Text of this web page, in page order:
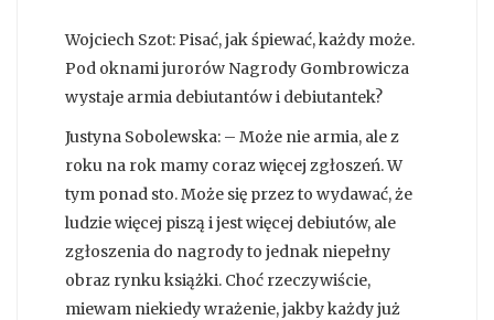
Wojciech Szot: Pisać, jak śpiewać, każdy może.
Pod oknami jurorów Nagrody Gombrowicza
wystaje armia debiutantów i debiutantek?
Justyna Sobolewska: – Może nie armia, ale z
roku na rok mamy coraz więcej zgłoszeń. W
tym ponad sto. Może się przez to wydawać, że
ludzie więcej piszą i jest więcej debiutów, ale
zgłoszenia do nagrody to jednak niepełny
obraz rynku książki. Choć rzeczywiście,
miewam niekiedy wrażenie, jakby każdy już